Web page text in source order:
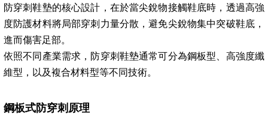
防穿刺鞋墊的核心設計，在於當尖銳物接觸鞋底時，透過高強
度防護材料將局部穿刺力量分散，避免尖銳物集中突破鞋底，
進而傷害足部。
依照不同產業需求，防穿刺鞋墊通常可分為鋼板型、高強度纖
維型，以及複合材料型等不同技術。
鋼板式防穿刺原理